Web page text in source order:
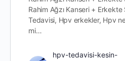
Rahim Ağzı Kanseri +
Tedavisi, Hpv erkekler, Hpv
mi…
hpv-tedavisi-kesin-